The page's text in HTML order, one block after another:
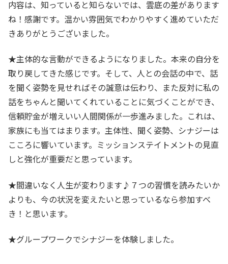
内容は、知っていると知らないでは、雲底の差があります
ね！感謝です。温かい雰囲気でわかりやすく進めていただ
きありがとうございました。
★主体的な言動ができるようになりました。本来の自分を
取り戻してきた感じです。そして、人との会話の中で、話
を聞く姿勢を見せればその誠意は伝わり、また反対に私の
話をちゃんと聞いてくれていることに気づくことができ、
信頼貯金が増えいい人間関係が一歩進みました。これは、
家族にも当てはまります。主体性、聞く姿勢、シナジーは
こころに響いています。ミッションステイトメントの見直
しと強化が重要だと思っています。
★間違いなく人生が変わります♪７つの習慣を読みたいか
よりも、今の状況を変えたいと思っているなら参加すべ
き！と思います。
★グループワークでシナジーを体験しました。